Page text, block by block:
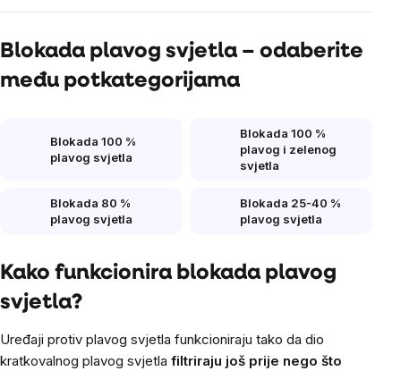
Blokada plavog svjetla – odaberite
među potkategorijama
Blokada 100 %
plavog svjetla
Blokada 100 %
plavog i zelenog
svjetla
Blokada 80 %
plavog svjetla
Blokada 25-40 %
plavog svjetla
Kako funkcionira blokada plavog
svjetla?
Uređaji protiv plavog svjetla funkcioniraju tako da dio
kratkovalnog plavog svjetla filtriraju još prije nego što